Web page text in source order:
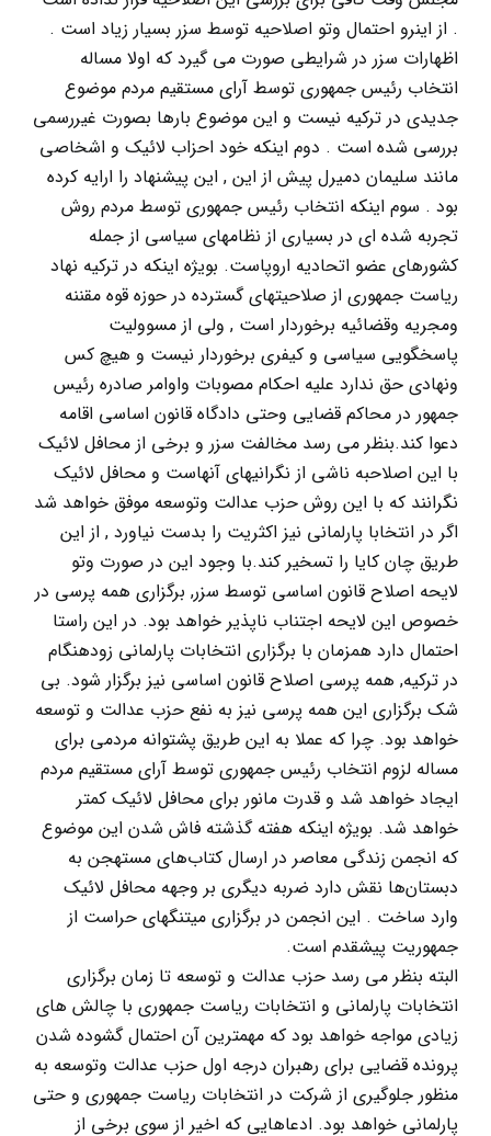
. از اینرو احتمال وتو اصلاحیه توسط سزر بسیار زیاد است .
اظهارات سزر در شرایطی صورت می گیرد که اولا مساله
انتخاب رئیس جمهوری توسط آرای مستقیم مردم موضوع
جدیدی در ترکیه نیست و این موضوع بارها بصورت غیررسمی
بررسی شده است . دوم اینکه خود احزاب لائیک و اشخاصی
مانند سلیمان دمیرل پیش از این , این پیشنهاد را ارایه کرده
بود . سوم اینکه انتخاب رئیس جمهوری توسط مردم روش
تجربه شده ای در بسیاری از نظامهای سیاسی از جمله
کشورهای عضو اتحادیه اروپاست. بویژه اینکه در ترکیه نهاد
ریاست جمهوری از صلاحیتهای گسترده در حوزه قوه مقننه
ومجریه وقضائیه برخوردار است , ولی از مسوولیت
پاسخگویی سیاسی و کیفری برخوردار نیست و هیچ کس
ونهادی حق ندارد علیه احکام مصوبات واوامر صادره رئیس
جمهور در محاکم قضایی وحتی دادگاه قانون اساسی اقامه
دعوا کند.بنظر می رسد مخالفت سزر و برخی از محافل لائیک
با این اصلاحبه ناشی از نگرانیهای آنهاست و محافل لائیک
نگرانند که با این روش حزب عدالت وتوسعه موفق خواهد شد
اگر در انتخابا پارلمانی نیز اکثریت را بدست نیاورد , از این
طریق چان کایا را تسخیر کند.با وجود این در صورت وتو
لایحه اصلاح قانون اساسی توسط سزر, برگزاری همه پرسی در
خصوص این لایحه اجتناب ناپذیر خواهد بود. در این راستا
احتمال دارد همزمان با برگزاری انتخابات پارلمانی زودهنگام
در ترکیه, همه پرسی اصلاح قانون اساسی نیز برگزار شود. بی
شک برگزاری این همه پرسی نیز به نفع حزب عدالت و توسعه
خواهد بود. چرا که عملا به این طریق پشتوانه مردمی برای
مساله لزوم انتخاب رئیس جمهوری توسط آرای مستقیم مردم
ایجاد خواهد شد و قدرت مانور برای محافل لائیک کمتر
خواهد شد. بویژه اینکه هفته گذشته فاش شدن این موضوع
که انجمن زندگی معاصر در ارسال کتاب‌های مستهجن به
دبستان‌ها نقش دارد ضربه دیگری بر وجهه محافل لائیک
وارد ساخت . این انجمن در برگزاری میتنگهای حراست از
جمهوریت پیشقدم است.
البته بنظر می رسد حزب عدالت و توسعه تا زمان برگزاری
انتخابات پارلمانی و انتخابات ریاست جمهوری با چالش های
زیادی مواجه خواهد بود که مهمترین آن احتمال گشوده شدن
پرونده قضایی برای رهبران درجه اول حزب عدالت وتوسعه به
منظور جلوگیری از شرکت در انتخابات ریاست جمهوری و حتی
پارلمانی خواهد بود. ادعاهایی که اخیر از سوی برخی از